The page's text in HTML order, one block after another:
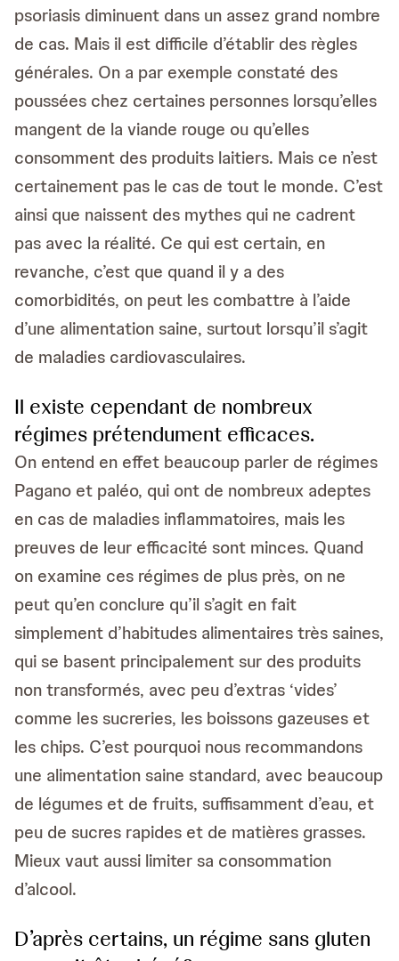
psoriasis diminuent dans un assez grand nombre
de cas. Mais il est difficile d’établir des règles
générales. On a par exemple constaté des
poussées chez certaines personnes lorsqu’elles
mangent de la viande rouge ou qu’elles
consomment des produits laitiers. Mais ce n’est
certainement pas le cas de tout le monde. C’est
ainsi que naissent des mythes qui ne cadrent
pas avec la réalité. Ce qui est certain, en
revanche, c’est que quand il y a des
comorbidités, on peut les combattre à l’aide
d’une alimentation saine, surtout lorsqu’il s’agit
de maladies cardiovasculaires.
Il existe cependant de nombreux
régimes prétendument efficaces.
On entend en effet beaucoup parler de régimes
Pagano et paléo, qui ont de nombreux adeptes
en cas de maladies inflammatoires, mais les
preuves de leur efficacité sont minces. Quand
on examine ces régimes de plus près, on ne
peut qu’en conclure qu’il s’agit en fait
simplement d’habitudes alimentaires très saines,
qui se basent principalement sur des produits
non transformés, avec peu d’extras ‘vides’
comme les sucreries, les boissons gazeuses et
les chips. C’est pourquoi nous recommandons
une alimentation saine standard, avec beaucoup
de légumes et de fruits, suffisamment d’eau, et
peu de sucres rapides et de matières grasses.
Mieux vaut aussi limiter sa consommation
d’alcool.
D’après certains, un régime sans gluten